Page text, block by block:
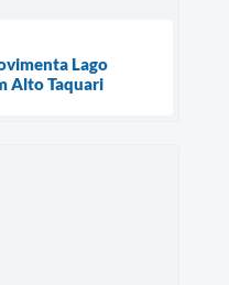
Lago
Alto Taquari